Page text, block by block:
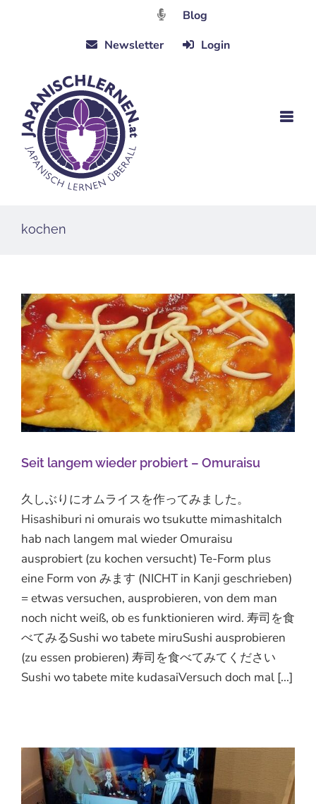
Blog
Newsletter
Login
kochen
Seit langem wieder probiert – Omuraisu
久しぶりにオムライスを作ってみました。
Hisashiburi ni omurais wo tsukutte mimashitaIch
hab nach langem mal wieder Omuraisu
ausprobiert (zu kochen versucht) Te-Form plus
eine Form von みます (NICHT in Kanji geschrieben)
= etwas versuchen, ausprobieren, von dem man
noch nicht weiß, ob es funktionieren wird. 寿司を食
べてみるSushi wo tabete miruSushi ausprobieren
(zu essen probieren) 寿司を食べてみてください
Sushi wo tabete mite kudasaiVersuch doch mal [...]